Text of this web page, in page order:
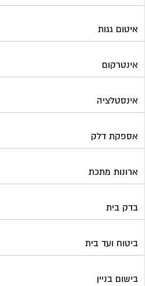
איטום גגות
אינטרקום
אינסטלציה
אספקת דלק
ארונות מתכת
בדק בית
ביטוח ועד בית
בישום בניין